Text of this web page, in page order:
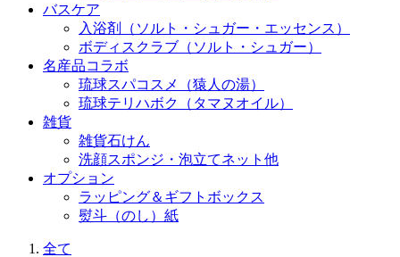
バスケア
入浴剤（ソルト・シュガー・エッセンス）
ボディスクラブ（ソルト・シュガー）
名産品コラボ
琉球スパコスメ（猿人の湯）
琉球テリハボク（タマヌオイル）
雑貨
雑貨石けん
洗顔スポンジ・泡立てネット他
オプション
ラッピング＆ギフトボックス
熨斗（のし）紙
全て